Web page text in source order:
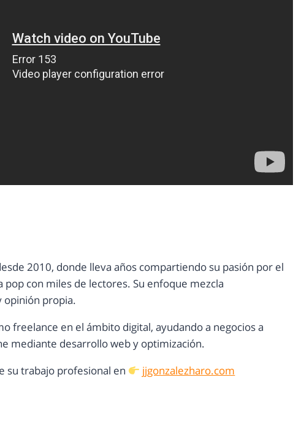
2010, donde lleva años compartiendo su pasión por el
pop con miles de lectores. Su enfoque mezcla
opinión propia.
freelance en el ámbito digital, ayudando a negocios a
mediante desarrollo web y optimización.
su trabajo profesional en
jjgonzalezharo.com